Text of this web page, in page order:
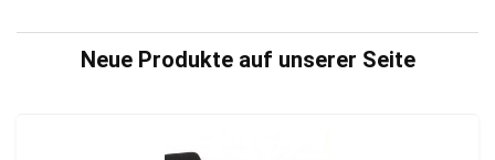
Neue Produkte auf unserer Seite